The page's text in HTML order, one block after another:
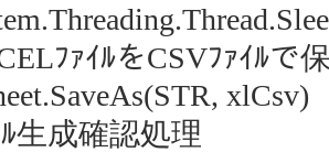
ﾌｧｲﾙをCSVﾌｧｲﾙで
xlCsv)
生成確認処理